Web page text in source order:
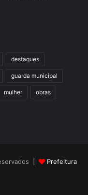
destaques
guarda municipal
mulher obras
|
Prefeitura